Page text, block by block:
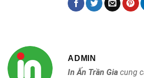
ADMIN
In Ấn Trần Gia cung